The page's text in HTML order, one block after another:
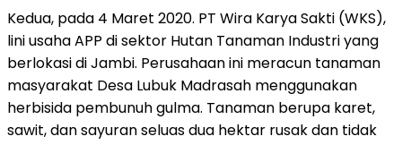
Kedua, pada 4 Maret 2020. PT Wira Karya Sakti (WKS),
lini usaha APP di sektor Hutan Tanaman Industri yang
berlokasi di Jambi. Perusahaan ini meracun tanaman
masyarakat Desa Lubuk Madrasah menggunakan
herbisida pembunuh gulma. Tanaman berupa karet,
sawit, dan sayuran seluas dua hektar rusak dan tidak